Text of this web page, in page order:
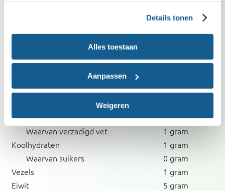
Details tonen
Alles toestaan
Aanpassen
Weigeren
Vrij van noten, zaden, pitten en pinda's
Vrij van melk (inclusief lactose)
per persoon
Recept
Vet
7 gram
Waarvan verzadigd vet
1 gram
Koolhydraten
1 gram
Waarvan suikers
0 gram
Vezels
1 gram
Eiwit
5 gram